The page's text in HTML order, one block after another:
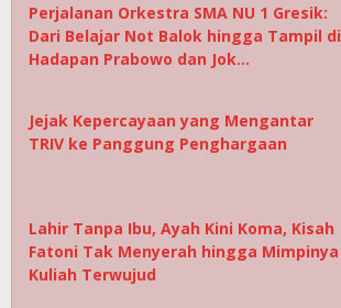
Perjalanan Orkestra SMA NU 1 Gresik:
Dari Belajar Not Balok hingga Tampil di
Hadapan Prabowo dan Jok…
Jejak Kepercayaan yang Mengantar
TRIV ke Panggung Penghargaan
Lahir Tanpa Ibu, Ayah Kini Koma, Kisah
Fatoni Tak Menyerah hingga Mimpinya
Kuliah Terwujud